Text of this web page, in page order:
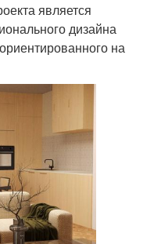
является
дизайна
на